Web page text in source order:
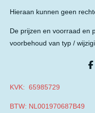
Hieraan kunnen geen
De prijzen en voorraad en
voorbehoud van typ /
D
KVK: 65985729
BTW: NL001970687B49